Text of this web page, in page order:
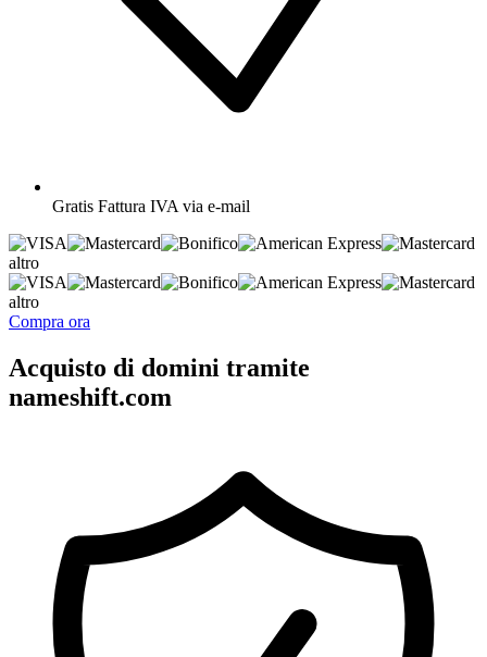
Gratis Fattura IVA via e-mail
altro
altro
Compra ora
Acquisto di domini tramite
nameshift.com